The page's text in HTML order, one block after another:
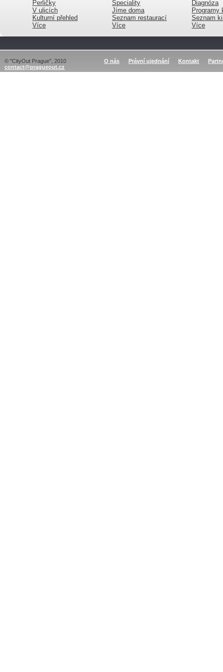
Perličky
V ulicích
Kulturní přehled
Více
Speciality
Jíme doma
Seznam restaurací
Více
Diagnóza
Programy
Seznam
Více
© "CityOut Prague", 2010
contact@pragueout.cz
O nás Právní ujednání Kontakt